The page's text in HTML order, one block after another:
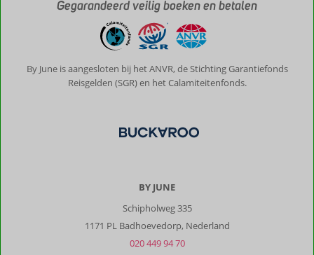
Gegarandeerd veilig boeken en betalen
By June is aangesloten bij het ANVR, de Stichting Garantiefonds
Reisgelden (SGR) en het Calamiteitenfonds.
BY JUNE
Schipholweg 335
1171 PL Badhoevedorp, Nederland
020 449 94 70